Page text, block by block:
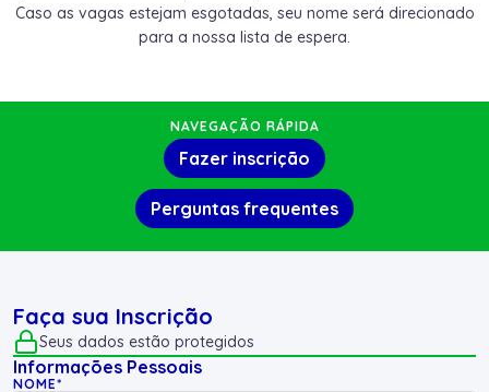
Caso as vagas estejam esgotadas, seu nome será direcionado
para a nossa lista de espera.
NAVEGAÇÃO RÁPIDA
Fazer inscrição
Perguntas frequentes
Faça sua Inscrição
Seus dados estão protegidos
Informações Pessoais
NOME*